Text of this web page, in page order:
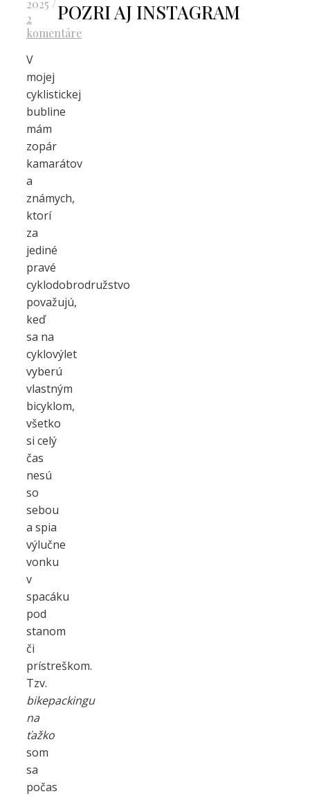
2025 /
2
komentáre
V
mojej
cyklistickej
bubline
mám
zopár
kamarátov
a
známych,
ktorí
za
jediné
pravé
cyklodobrodružstvo
považujú,
keď
sa na
cyklovýlet
vyberú
vlastným
bicyklom,
všetko
si celý
čas
nesú
so
sebou
a spia
výlučne
vonku
v
spacáku
pod
stanom
či
prístreškom.
Tzv.
bikepackingu
na
ťažko
som
sa
počas
POZRI AJ INSTAGRAM